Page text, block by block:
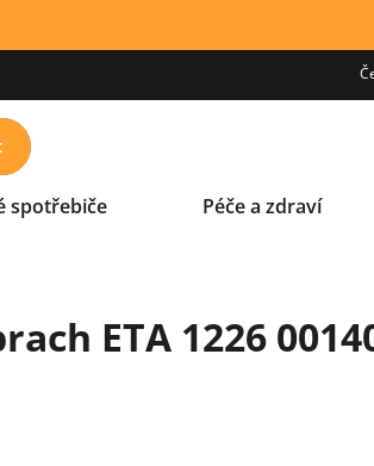
spotřebiče Péče a zdraví
ETA 1226